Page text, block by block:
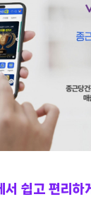
서 쉽고 편리하